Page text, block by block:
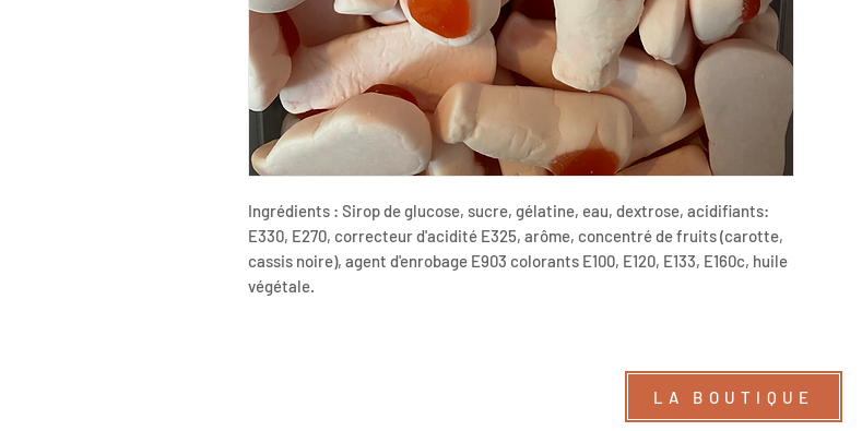
Ingrédients : Sirop de glucose, sucre, gélatine, eau, dextrose, acidifiants:
E330, E270, correcteur d'acidité E325, arôme, concentré de fruits (carotte,
cassis noire), agent d'enrobage E903 colorants E100, E120, E133, E160c, huile
végétale.
LA BOUTIQUE